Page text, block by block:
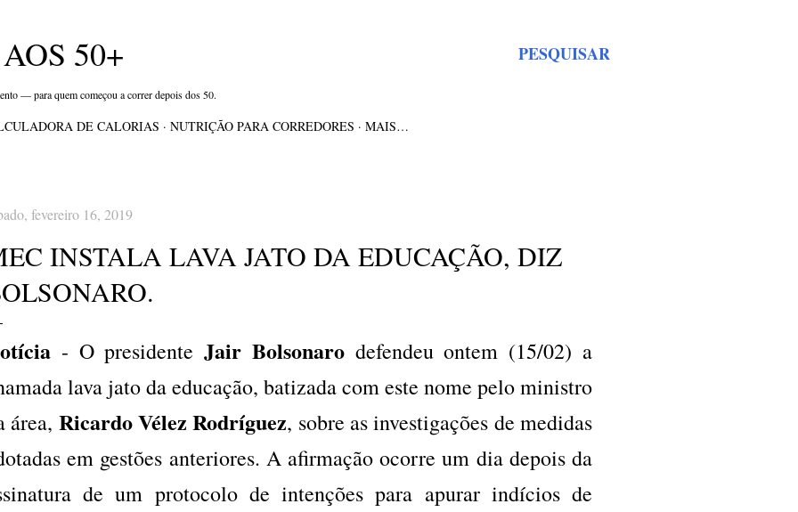
PESQUISAR
50+
— para quem começou a correr depois dos 50.
DE CALORIAS NUTRIÇÃO PARA CORREDORES MAIS…
fevereiro 16, 2019
INSTALA LAVA JATO DA EDUCAÇÃO, DIZ
- O presidenteJair Bolsonarodefendeu ontem (15/02) a
lava jato da educação, batizada com este nome pelo ministro
área, Ricardo Vélez Rodríguez, sobre as investigações de medidas
em gestões anteriores. A afirmação ocorre um dia depois da
de um protocolo de intenções para apurar indícios de